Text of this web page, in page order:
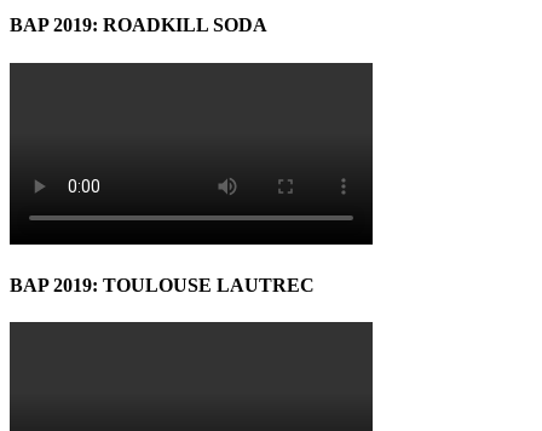
BAP 2019: ROADKILL SODA
BAP 2019: TOULOUSE LAUTREC